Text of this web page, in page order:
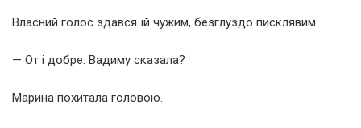
Власний голос здався їй чужим, безглуздо писклявим.
— От і добре. Вадиму сказала?
Марина похитала головою.